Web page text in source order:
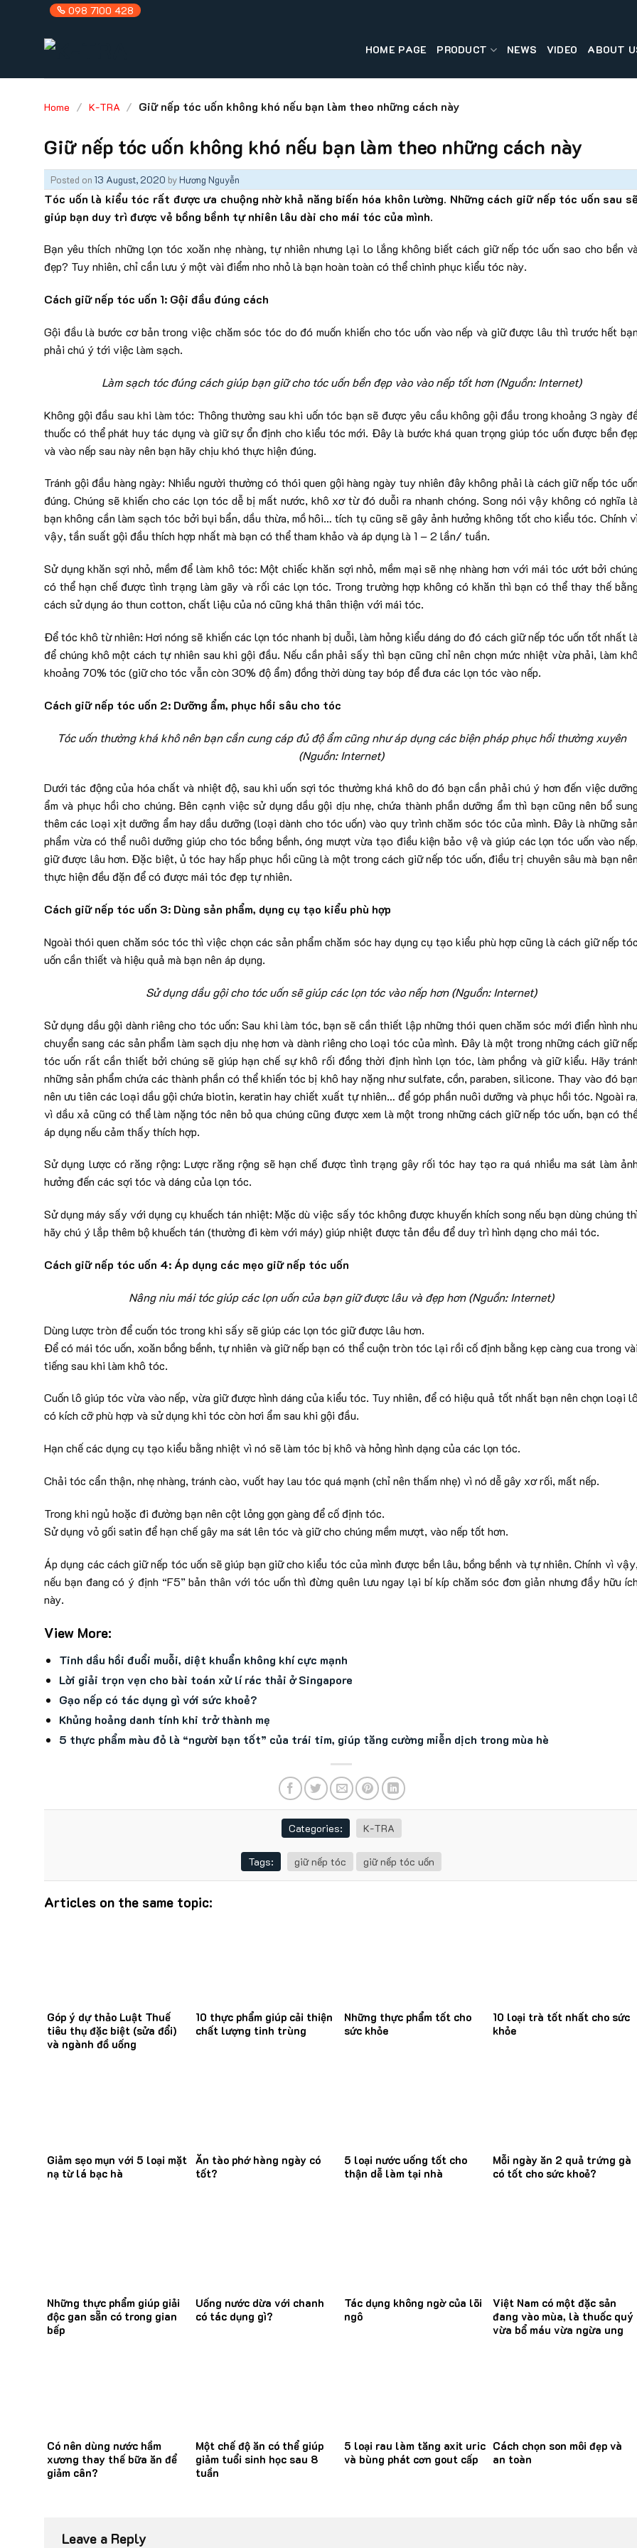
098 7100 428
HOME PAGE PRODUCT NEWS VIDEO ABOUT
Home / K-TRA / Giữ nếp tóc uốn không khó nếu bạn làm theo những cách này
Giữ nếp tóc uốn không khó nếu bạn làm theo những cách này
Posted on 13 August, 2020 byHương Nguyễn
Tóc uốn là kiểu tóc rất được ưa chuộng nhờ khả năng biến hóa khôn lường. Những cách giữ nếp tóc uốn sau sẽ
giúp bạn duy trì được vẻ bồng bềnh tự nhiên lâu dài cho mái tóc của mình.
Bạn yêu thích những lọn tóc xoăn nhẹ nhàng, tự nhiên nhưng lại lo lắng không biết cách giữ nếp tóc uốn sao cho bền và
đẹp? Tuy nhiên, chỉ cần lưu ý một vài điểm nho nhỏ là bạn hoàn toàn có thể chinh phục kiểu tóc này.
Cách giữ nếp tóc uốn 1: Gội đầu đúng cách
Gội đầu là bước cơ bản trong việc chăm sóc tóc do đó muốn khiến cho tóc uốn vào nếp và giữ được lâu thì trước hết bạn
phải chú ý tới việc làm sạch.
Làm sạch tóc đúng cách giúp bạn giữ cho tóc uốn bền đẹp vào vào nếp tốt hơn (Nguồn: Internet)
Không gội đầu sau khi làm tóc: Thông thường sau khi uốn tóc bạn sẽ được yêu cầu không gội đầu trong khoảng 3 ngày
thuốc có thể phát huy tác dụng và giữ sự ổn định cho kiểu tóc mới. Đây là bước khá quan trọng giúp tóc uốn được bền đẹp
và vào nếp sau này nên bạn hãy chịu khó thực hiện đúng.
Tránh gội đầu hàng ngày: Nhiều người thường có thói quen gội hàng ngày tuy nhiên đây không phải là cách giữ nếp tóc uốn
đúng. Chúng sẽ khiến cho các lọn tóc dễ bị mất nước, khô xơ từ đó duỗi ra nhanh chóng. Song nói vậy không có nghĩa là
bạn không cần làm sạch tóc bởi bụi bẩn, dầu thừa, mồ hôi… tích tụ cũng sẽ gây ảnh hưởng không tốt cho kiểu tóc. Chính vì
vậy, tần suất gội đầu thích hợp nhất mà bạn có thể tham khảo và áp dụng là 1 – 2 lần/ tuần.
Sử dụng khăn sợi nhỏ, mềm để làm khô tóc: Một chiếc khăn sợi nhỏ, mềm mại sẽ nhẹ nhàng hơn với mái tóc ướt bởi chúng
có thể hạn chế được tình trạng làm gãy và rối các lọn tóc. Trong trường hợp không có khăn thì bạn có thể thay thế bằng
cách sử dụng áo thun cotton, chất liệu của nó cũng khá thân thiện với mái tóc.
Để tóc khô từ nhiên: Hơi nóng sẽ khiến các lọn tóc nhanh bị duỗi, làm hỏng kiểu dáng do đó cách giữ nếp tóc uốn tốt nhất là
để chúng khô một cách tự nhiên sau khi gội đầu. Nếu cần phải sấy thì bạn cũng chỉ nên chọn mức nhiệt vừa phải, làm khô
khoảng 70% tóc (giữ cho tóc vẫn còn 30% độ ẩm) đồng thời dùng tay bóp để đưa các lọn tóc vào nếp.
Cách giữ nếp tóc uốn 2: Dưỡng ẩm, phục hồi sâu cho tóc
Tóc uốn thường khá khô nên bạn cần cung cáp đủ độ ẩm cũng như áp dụng các biện pháp phục hồi thường xuyên
(Nguồn: Internet)
Dưới tác động của hóa chất và nhiệt độ, sau khi uốn sợi tóc thường khá khô do đó bạn cần phải chú ý hơn đến việc dưỡng
ẩm và phục hồi cho chúng. Bên cạnh việc sử dụng dầu gội dịu nhẹ, chứa thành phần dưỡng ẩm thì bạn cũng nên bổ sung
thêm các loại xịt dưỡng ẩm hay dầu dưỡng (loại dành cho tóc uốn) vào quy trình chăm sóc tóc của mình. Đây là những sản
phẩm vừa có thể nuôi dưỡng giúp cho tóc bồng bềnh, óng mượt vừa tạo điều kiện bảo vệ và giúp các lọn tóc uốn vào
giữ được lâu hơn. Đặc biệt, ủ tóc hay hấp phục hồi cũng là một trong cách giữ nếp tóc uốn, điều trị chuyên sâu mà bạn nên
thực hiện đều đặn để có được mái tóc đẹp tự nhiên.
Cách giữ nếp tóc uốn 3: Dùng sản phẩm, dụng cụ tạo kiểu phù hợp
Ngoài thói quen chăm sóc tóc thì việc chọn các sản phẩm chăm sóc hay dụng cụ tạo kiểu phù hợp cũng là cách giữ nếp tóc
uốn cần thiết và hiệu quả mà bạn nên áp dụng.
Sử dụng dầu gội cho tóc uốn sẽ giúp các lọn tóc vào nếp hơn (Nguồn: Internet)
Sử dụng dầu gội dành riêng cho tóc uốn: Sau khi làm tóc, bạn sẽ cần thiết lập những thói quen chăm sóc mới điển hình
chuyển sang các sản phẩm làm sạch dịu nhẹ hơn và dành riêng cho loại tóc của mình. Đây là một trong những cách giữ nếp
tóc uốn rất cần thiết bởi chúng sẽ giúp hạn chế sự khô rối đồng thời định hình lọn tóc, làm phồng và giữ kiểu. Hãy tránh
những sản phẩm chứa các thành phần có thể khiến tóc bị khô hay nặng như sulfate, cồn, paraben, silicone. Thay vào đó bạn
nên ưu tiên các loại dầu gội chứa biotin, keratin hay chiết xuất tự nhiên… để góp phần nuôi dưỡng và phục hồi tóc. Ngoài ra,
vì dầu xả cũng có thể làm nặng tóc nên bỏ qua chúng cũng được xem là một trong những cách giữ nếp tóc uốn, bạn có
áp dụng nếu cảm thấy thích hợp.
Sử dụng lược có răng rộng: Lược răng rộng sẽ hạn chế được tình trạng gây rối tóc hay tạo ra quá nhiều ma sát làm ảnh
hưởng đến các sợi tóc và dáng của lọn tóc.
Sử dụng máy sấy với dụng cụ khuếch tán nhiệt: Mặc dù việc sấy tóc không được khuyến khích song nếu bạn dùng chúng thì
hãy chú ý lắp thêm bộ khuếch tán (thường đi kèm với máy) giúp nhiệt được tản đều để duy trì hình dạng cho mái tóc.
Cách giữ nếp tóc uốn 4: Áp dụng các mẹo giữ nếp tóc uốn
Nâng niu mái tóc giúp các lọn uốn của bạn giữ được lâu và đẹp hơn (Nguồn: Internet)
Dùng lược tròn để cuốn tóc trong khi sấy sẽ giúp các lọn tóc giữ được lâu hơn.
Để có mái tóc uốn, xoăn bồng bềnh, tự nhiên và giữ nếp bạn có thể cuộn tròn tóc lại rồi cố định bằng kẹp càng cua trong vài
tiếng sau khi làm khô tóc.
Cuốn lô giúp tóc vừa vào nếp, vừa giữ được hình dáng của kiểu tóc. Tuy nhiên, để có hiệu quả tốt nhất bạn nên chọn loại lô
có kích cỡ phù hợp và sử dụng khi tóc còn hơi ẩm sau khi gội đầu.
Hạn chế các dụng cụ tạo kiểu bằng nhiệt vì nó sẽ làm tóc bị khô và hỏng hình dạng của các lọn tóc.
Chải tóc cẩn thận, nhẹ nhàng, tránh cào, vuốt hay lau tóc quá mạnh (chỉ nên thấm nhẹ) vì nó dễ gây xơ rối, mất nếp.
Trong khi ngủ hoặc đi đường bạn nên cột lỏng gọn gàng để cố định tóc.
Sử dụng vỏ gối satin để hạn chế gây ma sát lên tóc và giữ cho chúng mềm mượt, vào nếp tốt hơn.
Áp dụng các cách giữ nếp tóc uốn sẽ giúp bạn giữ cho kiểu tóc của mình được bền lâu, bồng bềnh và tự nhiên. Chính vì vậy,
nếu bạn đang có ý định “F5” bản thân với tóc uốn thì đừng quên lưu ngay lại bí kíp chăm sóc đơn giản nhưng đầy hữu ích
này.
View More:
Tinh dầu hồi đuổi muỗi, diệt khuẩn không khí cực mạnh
Lời giải trọn vẹn cho bài toán xử lí rác thải ở Singapore
Gạo nếp có tác dụng gì với sức khoẻ?
Khủng hoảng danh tính khi trở thành mẹ
5 thực phẩm màu đỏ là “người bạn tốt” của trái tim, giúp tăng cường miễn dịch trong mùa hè
Categories: K-TRA
Tags: giữ nếp tóc giữ nếp tóc uốn
Articles on the same topic:
Góp ý dự thảo Luật Thuế
tiêu thụ đặc biệt (sửa đổi)
và ngành đồ uống
10 thực phẩm giúp cải thiện
chất lượng tinh trùng
Những thực phẩm tốt cho
sức khỏe
10 loại trà tốt nhất cho sức
khỏe
Giảm sẹo mụn với 5 loại mặt
nạ từ lá bạc hà
Ăn tào phớ hàng ngày có
tốt?
5 loại nước uống tốt cho
thận dễ làm tại nhà
Mỗi ngày ăn 2 quả trứng gà
có tốt cho sức khoẻ?
Những thực phẩm giúp giải
độc gan sẵn có trong gian
bếp
Uống nước dừa với chanh
có tác dụng gì?
Tác dụng không ngờ của lõi
ngô
Việt Nam có một đặc sản
đang vào mùa, là thuốc quý
vừa bổ máu vừa ngừa ung
Có nên dùng nước hầm
xương thay thế bữa ăn để
giảm cân?
Một chế độ ăn có thể giúp
giảm tuổi sinh học sau 8
tuần
5 loại rau làm tăng axit uric
và bùng phát cơn gout cấp
Cách chọn son môi đẹp và
an toàn
Leave a Reply